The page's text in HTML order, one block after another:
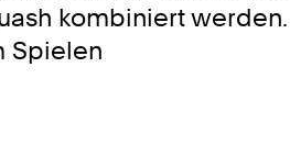
kombiniert
Spielen